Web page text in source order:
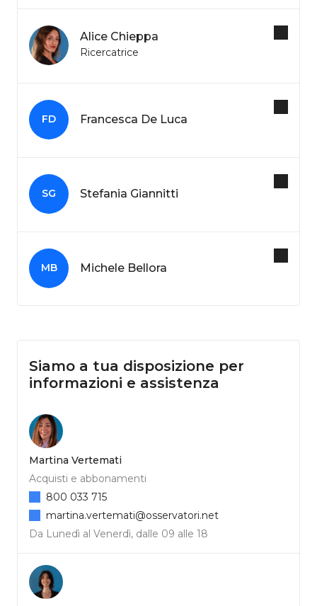
Alice Chieppa
Ricercatrice
FD Francesca De Luca
SG Stefania Giannitti
MB Michele Bellora
Siamo a tua disposizione per
informazioni e assistenza
Martina Vertemati
Acquisti e abbonamenti
Da Lunedì al Venerdì, dalle 09 alle 18
800 033 715
martina.vertemati@osservatori.net